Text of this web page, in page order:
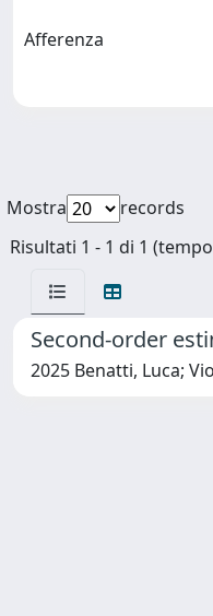
Afferenza
Mostra
records
Risultati 1 - 1 di 1
Second-order
2025 Benatti, Luca;